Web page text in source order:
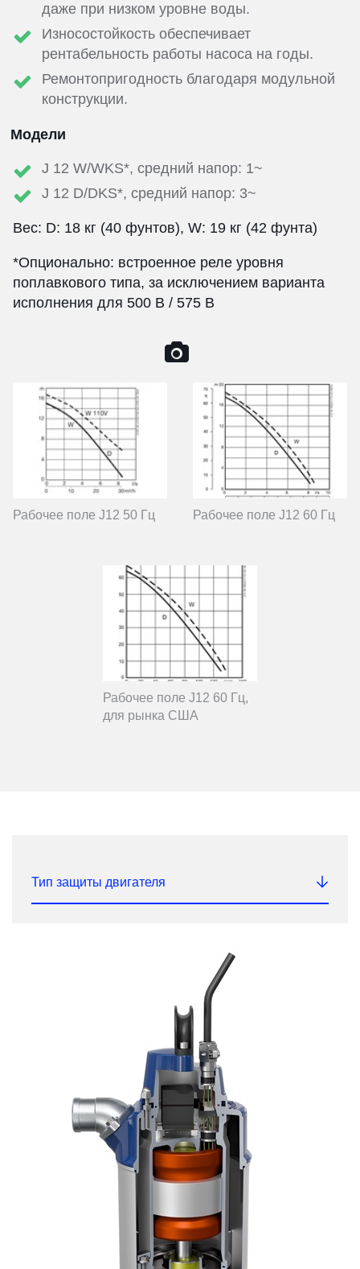
даже при низком уровне воды.
Износостойкость обеспечивает
рентабельность работы насоса на годы.
Ремонтопригодность благодаря модульной
конструкции.
Модели
J 12 W/WKS*, средний напор: 1~
J 12 D/DKS*, средний напор: 3~
Вес: D: 18 кг (40 фунтов), W: 19 кг (42 фунта)
*Опционально: встроенное реле уровня
поплавкового типа, за исключением варианта
исполнения для 500 В / 575 В
Рабочее поле J12 50 Гц Рабочее поле J12 60 Гц
Рабочее поле J12 60 Гц,
для рынка США
Тип защиты двигателя